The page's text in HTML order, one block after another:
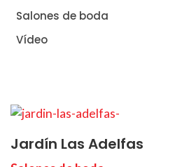
Salones de boda
Vídeo
Jardín Las Adelfas